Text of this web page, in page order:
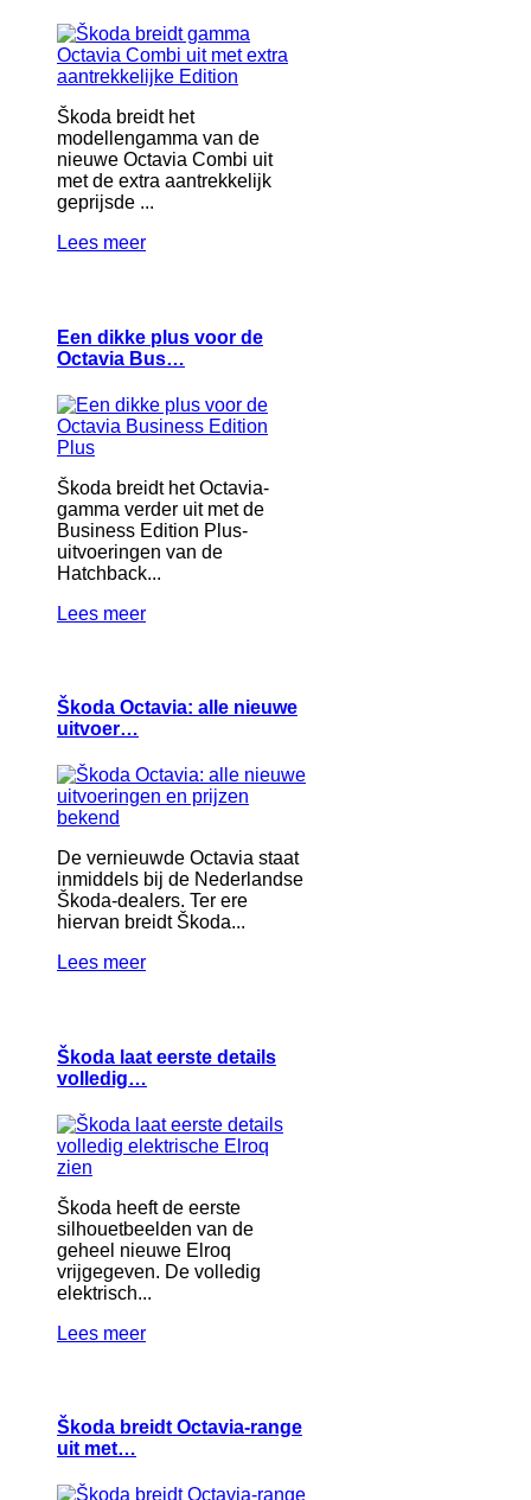
Škoda breidt het
modellengamma van de
nieuwe Octavia Combi uit
met de extra aantrekkelijk
geprijsde ...
Lees meer
Een dikke plus voor de
Octavia Bus…
Škoda breidt het Octavia-
gamma verder uit met de
Business Edition Plus-
uitvoeringen van de
Hatchback...
Lees meer
Škoda Octavia: alle nieuwe
uitvoer…
De vernieuwde Octavia staat
inmiddels bij de Nederlandse
Škoda-dealers. Ter ere
hiervan breidt Škoda...
Lees meer
Škoda laat eerste details
volledig…
Škoda heeft de eerste
silhouetbeelden van de
geheel nieuwe Elroq
vrijgegeven. De volledig
elektrisch...
Lees meer
Škoda breidt Octavia-range
uit met…